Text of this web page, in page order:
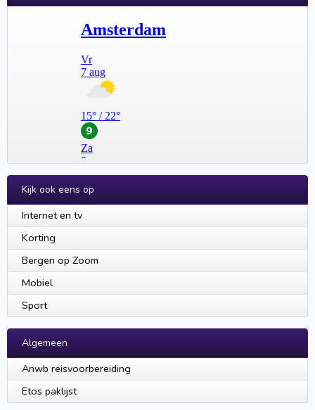
Kijk ook eens op
Internet en tv
Korting
Bergen op Zoom
Mobiel
Sport
Algemeen
Anwb reisvoorbereiding
Etos paklijst